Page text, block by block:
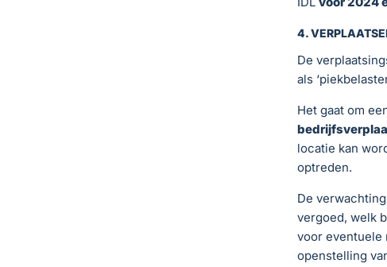
4.
De
als
Het gaat om
locatie kan
optreden.
De
vergoed, welk
voor eventuele
openstelling